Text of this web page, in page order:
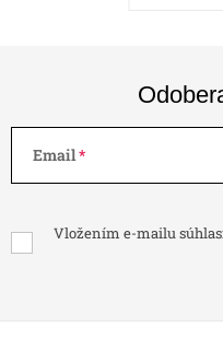
Email
Vložením e-mailu